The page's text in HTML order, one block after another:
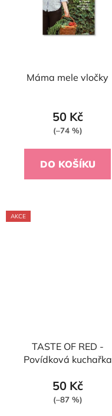
Máma mele vločky
50 Kč
(–74 %)
DO KOŠÍKU
AKCE
TASTE OF RED -
Povídková kuchařka
50 Kč
(–87 %)